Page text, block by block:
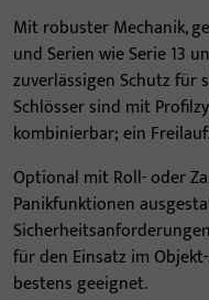
Mit robuster Mechanik,
und Serien wie Serie 13
zuverlässigen Schutz für
Schlösser sind mit
kombinierbar; ein
Optional mit Roll- oder
Panikfunktionen
für den Einsatz im
bestens geeignet.